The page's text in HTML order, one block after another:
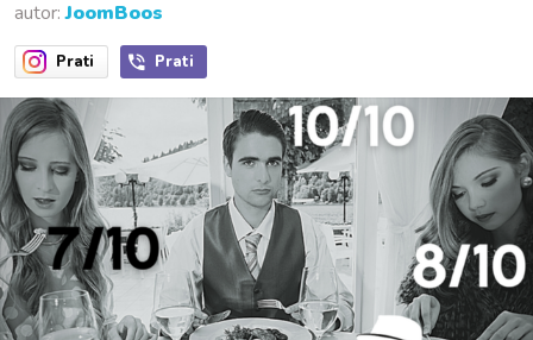
autor:JoomBoos
Prati Prati